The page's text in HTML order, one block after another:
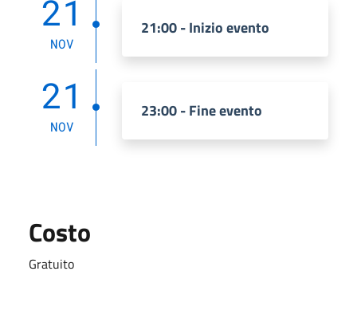
21
NOV
21:00 - Inizio evento
21
NOV
23:00 - Fine evento
Costo
Gratuito